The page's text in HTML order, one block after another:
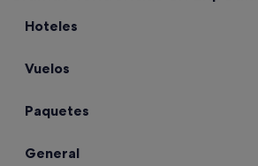
Hoteles
Vuelos
Paquetes
General